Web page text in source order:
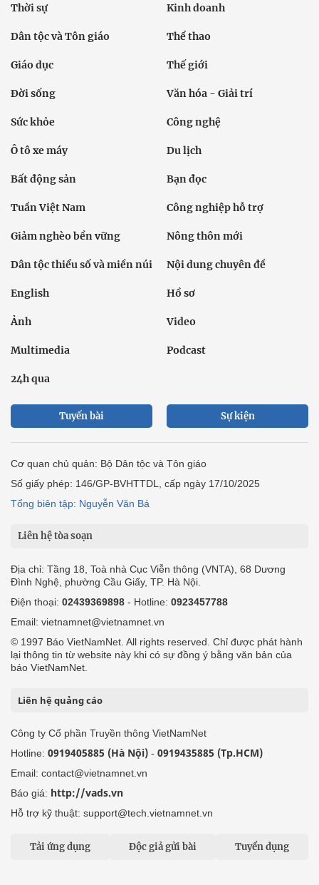
Thời sự Kinh doanh
Dân tộc và Tôn giáo Thể thao
Giáo dục Thế giới
Đời sống Văn hóa - Giải trí
Sức khỏe Công nghệ
Ô tô xe máy Du lịch
Bất động sản Bạn đọc
Tuần Việt Nam Công nghiệp hỗ trợ
Giảm nghèo bền vững Nông thôn mới
Dân tộc thiểu số và miền núi Nội dung chuyên đề
English Hồ sơ
Ảnh Video
Multimedia Podcast
24h qua
Tuyến bài Sự kiện
Cơ quan chủ quản: Bộ Dân tộc và Tôn giáo
Số giấy phép: 146/GP-BVHTTDL, cấp ngày 17/10/2025
Tổng biên tập: Nguyễn Văn Bá
Liên hệ tòa soạn
Địa chỉ: Tầng 18, Toà nhà Cục Viễn thông (VNTA), 68 Dương
Đình Nghệ, phường Cầu Giấy, TP. Hà Nội.
Điện thoại: 02439369898 - Hotline: 0923457788
Email: vietnamnet@vietnamnet.vn
© 1997 Báo VietNamNet. All rights reserved. Chỉ được phát hành
lại thông tin từ website này khi có sự đồng ý bằng văn bản của
báo VietNamNet.
Liên hệ quảng cáo
Công ty Cổ phần Truyền thông VietNamNet
Hotline: 0919405885 (Hà Nội) - 0919435885 (Tp.HCM)
Email: contact@vietnamnet.vn
Báo giá: http://vads.vn
Hỗ trợ kỹ thuật: support@tech.vietnamnet.vn
Tải ứng dụng Độc giả gửi bài Tuyển dụng